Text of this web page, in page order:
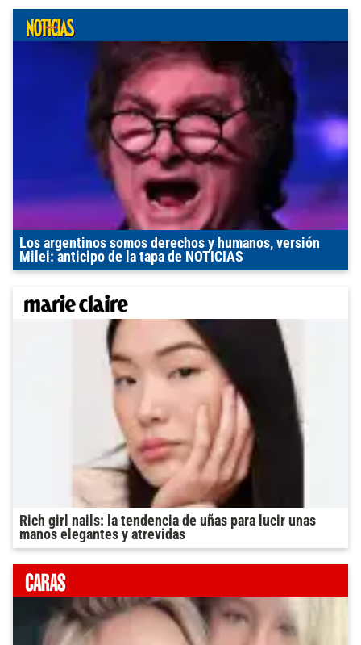
Los argentinos somos derechos y humanos, versión
Milei: anticipo de la tapa de NOTICIAS
Rich girl nails: la tendencia de uñas para lucir unas
manos elegantes y atrevidas